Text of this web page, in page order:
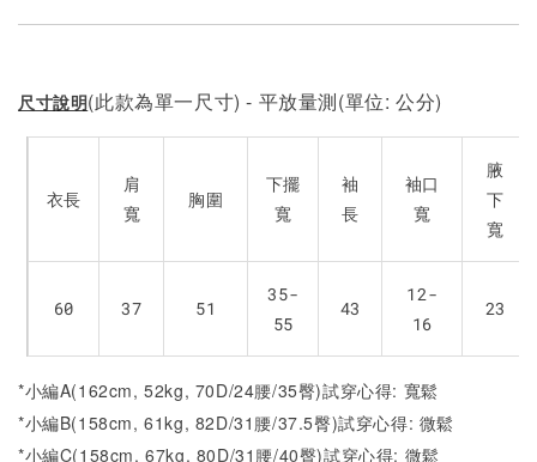
尺寸說明(此款為單一尺寸) - 平放量測(單位: 公分)
衣長
肩
寬
胸圍
下擺
寬
袖
長
袖口
寬
腋
下
寬
60 37 51
35-
55
43
12-
16
23
*小編A(162cm, 52kg, 70D/24腰/35臀)試穿心得: 寬鬆
*小編B(158cm, 61kg, 82D/31腰/37.5臀)試穿心得: 微鬆
*小編C(158cm, 67kg, 80D/31腰/40臀)試穿心得: 微鬆